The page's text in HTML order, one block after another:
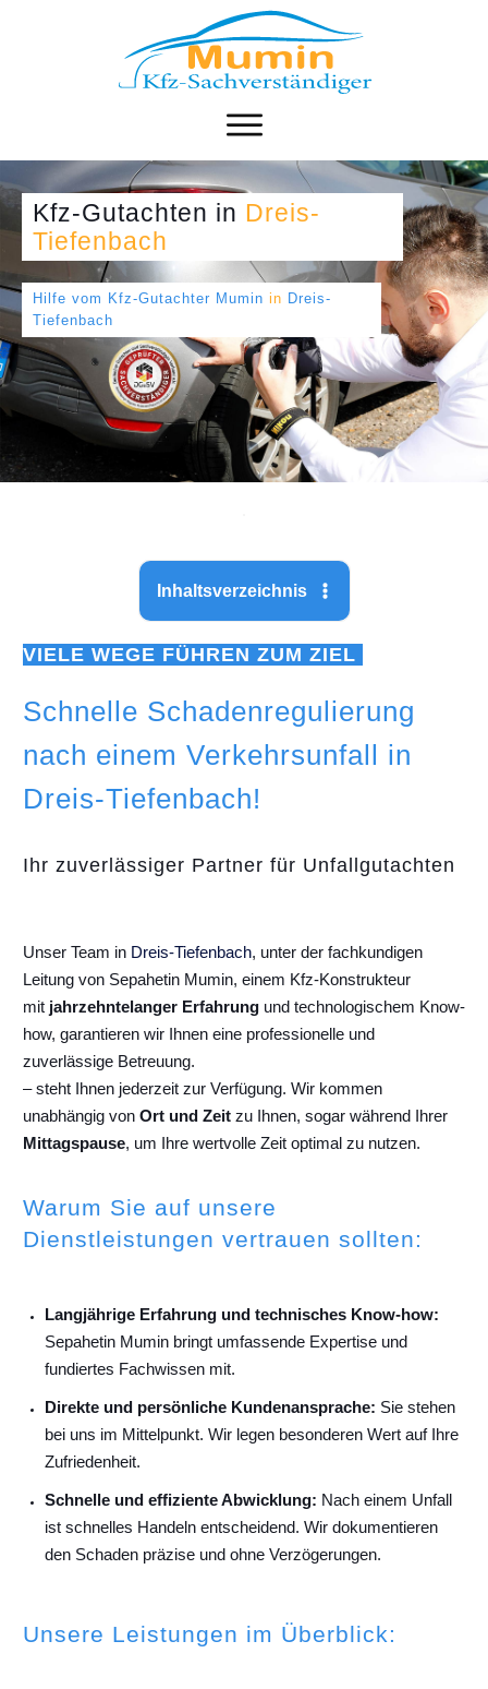
Kfz-Gutachten in Dreis-
Tiefenbach
Hilfe vom Kfz-Gutachter Mumin in Dreis-
Tiefenbach
Inhaltsverzeichnis
VIELE WEGE FÜHREN ZUM ZIEL
Schnelle Schadenregulierung
nach einem Verkehrsunfall in
Dreis-Tiefenbach!
Ihr zuverlässiger Partner für Unfallgutachten
Unser Team in Dreis-Tiefenbach, unter der fachkundigen
Leitung von Sepahetin Mumin, einem Kfz-Konstrukteur
mit jahrzehntelanger Erfahrung und technologischem Know-
how, garantieren wir Ihnen eine professionelle und
zuverlässige Betreuung.
– steht Ihnen jederzeit zur Verfügung. Wir kommen
unabhängig von Ort und Zeit zu Ihnen, sogar während Ihrer
Mittagspause, um Ihre wertvolle Zeit optimal zu nutzen.
Warum Sie auf unsere
Dienstleistungen vertrauen sollten:
Langjährige Erfahrung und technisches Know-how:
Sepahetin Mumin bringt umfassende Expertise und
fundiertes Fachwissen mit.
Direkte und persönliche Kundenansprache: Sie stehen
bei uns im Mittelpunkt. Wir legen besonderen Wert auf Ihre
Zufriedenheit.
Schnelle und effiziente Abwicklung: Nach einem Unfall
ist schnelles Handeln entscheidend. Wir dokumentieren
den Schaden präzise und ohne Verzögerungen.
Unsere Leistungen im Überblick: